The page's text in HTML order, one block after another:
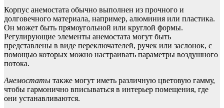
Корпус анемостата обычно выполнен из прочного и
долговечного материала, например, алюминия или пластика.
Он может быть прямоугольной или круглой формы.
Регулирующие элементы анемостата могут быть
представлены в виде переключателей, ручек или заслонок, с
помощью которых можно настраивать параметры воздушного
потока.
Анемостаты также могут иметь различную цветовую гамму,
чтобы гармонично вписываться в интерьер помещения, где
они устанавливаются.